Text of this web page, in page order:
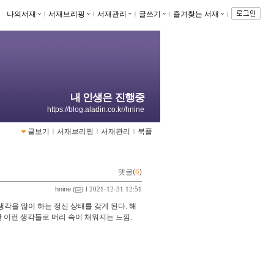
나의서재 ｌ 서재브리핑 ｌ 서재관리 ｌ 글쓰기 ｌ 즐겨찾는 서재 ｌ
내 인생은 진행중
https://blog.aladin.co.kr/hnine
글보기 ｌ 서재브리핑 ｌ 서재관리 ｌ 북플
댓글(6)
hnine ( ) l 2021-12-31 12:51
을 많이 하는 정신 상태를 갖게 된다. 해
런 생각들로 머리 속이 채워지는 느낌.